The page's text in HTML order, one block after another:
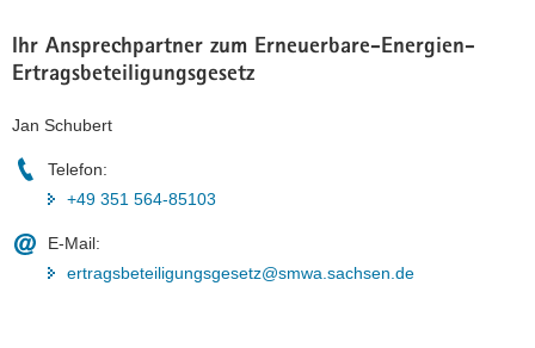
Ihr Ansprechpartner zum Erneuerbare-Energien-
Ertragsbeteiligungsgesetz
Jan Schubert
Telefon:
+49 351 564-85103
E-Mail:
ertragsbeteiligungsgesetz@smwa.sachsen.de